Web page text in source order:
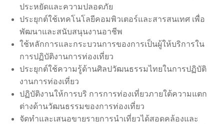
ประหยัดและความปลอดภัย
ประยุกต์ใช้เทคโนโลยีคอมพิวเตอร์และสารสนเทศ เพื่อ
พัฒนาและสนับสนุนงานอาชีพ
ใช้หลักการและกระบวนการของการเป็นผู้ให้บริการใน
การปฏิบัติงานการท่องเที่ยว
ประยุกต์ใช้ความรู้ด้านศิลปวัฒนธรรมไทยในการปฏิบัติ
งานการท่องเที่ยว
ปฏิบัติงานให้การบริ การการท่องเที่ยวภายใต้ความแตก
ต่างด้านวัฒนธรรมของการท่องเที่ยว
จัดทำและเสนอขายรายการนำเที่ยวได้สอดคล้องและ